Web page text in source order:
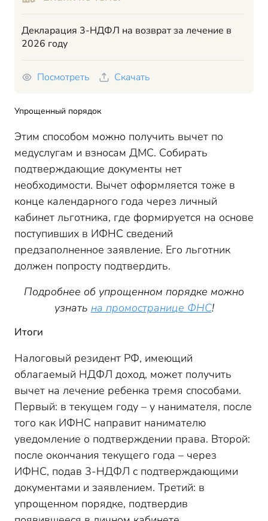
Декларация 3-НДФЛ на возврат за лечение в
2026 году
Посмотреть Скачать
Упрощенный порядок
Этим способом можно получить вычет по
медуслугам и взносам ДМС. Собирать
подтверждающие документы нет
необходимости. Вычет оформляется тоже в
конце календарного года через личный
кабинет льготника, где формируется на основе
поступивших в ИФНС сведений
предзаполненное заявление. Его льготник
должен попросту подтвердить.
Подробнее об упрощенном порядке можно
узнать на промостранице ФНС!
Итоги
Налоговый резидент РФ, имеющий
облагаемый НДФЛ доход, может получить
вычет на лечение ребенка тремя способами.
Первый: в текущем году – у нанимателя, после
того как ИФНС направит нанимателю
уведомление о подтверждении права. Второй:
после окончания текущего года – через
ИФНС, подав 3-НДФЛ с подтверждающими
документами и заявлением. Третий: в
упрощенном порядке, подтвердив